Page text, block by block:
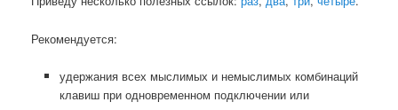
Рекомендуется:
удержания всех мыслимых и немыслимых комбинаций
клавиш при одновременном подключении или